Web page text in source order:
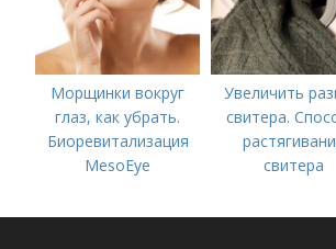
Морщинки вокруг
глаз, как убрать.
Биоревитализация
MesoEye
Увеличить
свитера.
свитера